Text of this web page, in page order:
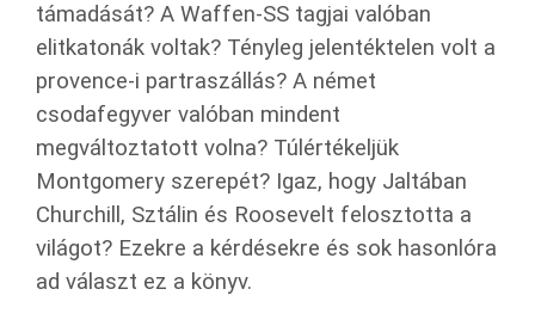
támadását? A Waffen-SS tagjai valóban
elitkatonák voltak? Tényleg jelentéktelen volt a
provence-i partraszállás? A német
csodafegyver valóban mindent
megváltoztatott volna? Túlértékeljük
Montgomery szerepét? Igaz, hogy Jaltában
Churchill, Sztálin és Roosevelt felosztotta a
világot? Ezekre a kérdésekre és sok hasonlóra
ad választ ez a könyv.